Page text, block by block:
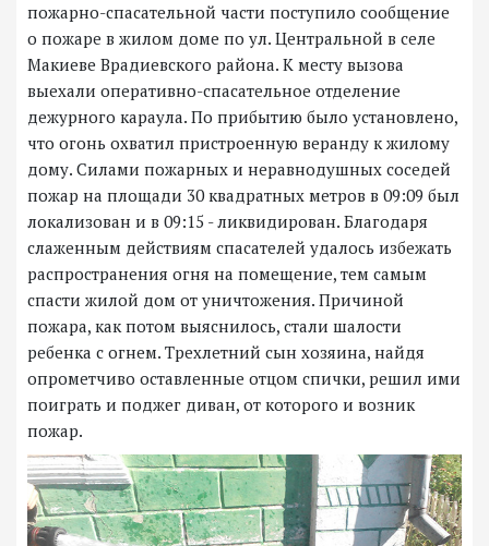
пожарно-спасательной части поступило сообщение
о пожаре в жилом доме по ул. Центральной в селе
Макиеве Врадиевского района. К месту вызова
выехали оперативно-спасательное отделение
дежурного караула. По прибытию было установлено,
что огонь охватил пристроенную веранду к жилому
дому. Силами пожарных и неравнодушных соседей
пожар на площади 30 квадратных метров в 09:09 был
локализован и в 09:15 - ликвидирован. Благодаря
слаженным действиям спасателей удалось избежать
распространения огня на помещение, тем самым
спасти жилой дом от уничтожения. Причиной
пожара, как потом выяснилось, стали шалости
ребенка с огнем. Трехлетний сын хозяина, найдя
опрометчиво оставленные отцом спички, решил ими
поиграть и поджег диван, от которого и возник
пожар.